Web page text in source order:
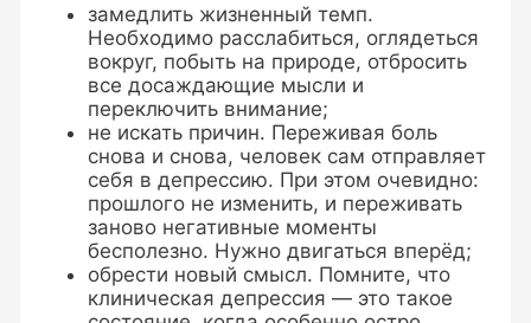
замедлить жизненный темп.
Необходимо расслабиться, оглядеться
вокруг, побыть на природе, отбросить
все досаждающие мысли и
переключить внимание;
не искать причин. Переживая боль
снова и снова, человек сам отправляет
себя в депрессию. При этом очевидно:
прошлого не изменить, и переживать
заново негативные моменты
бесполезно. Нужно двигаться вперёд;
обрести новый смысл. Помните, что
клиническая депрессия — это такое